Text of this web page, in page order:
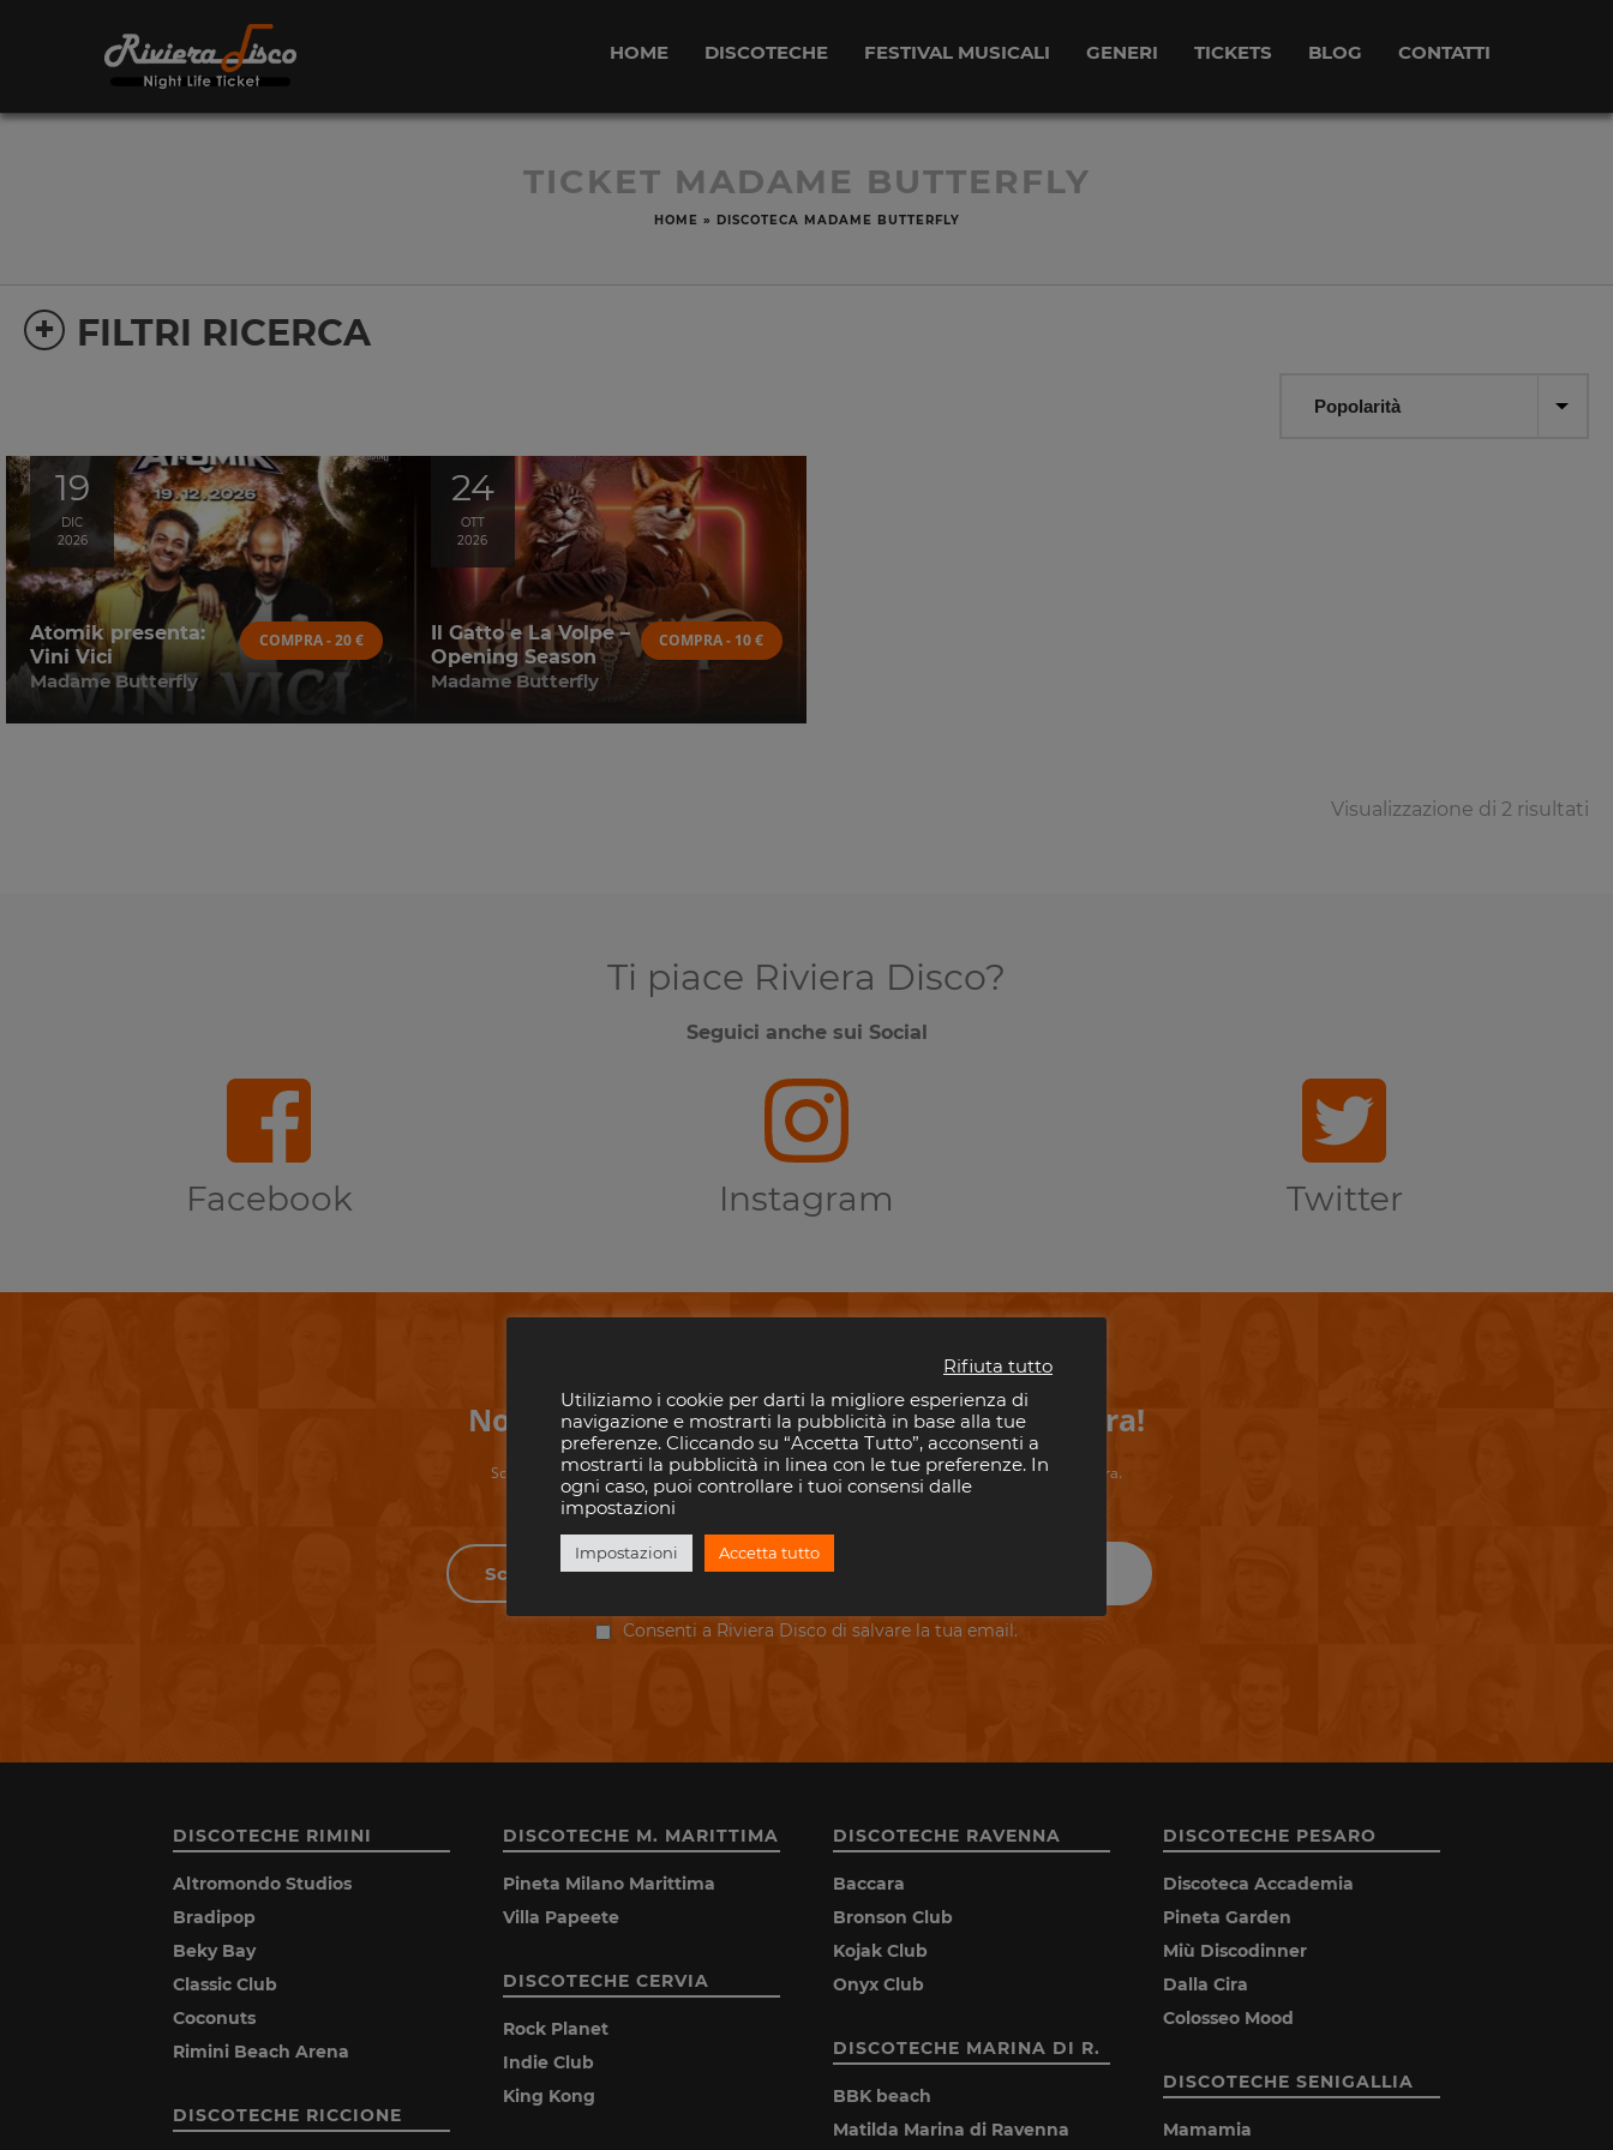
HOME DISCOTECHE FESTIVAL MUSICALI GENERI TICKETS BLOG CONTATTI
TICKET MADAME BUTTERFLY
HOME » DISCOTECA MADAME BUTTERFLY
FILTRI RICERCA
+
19
DIC
2026
Atomik presenta:
Vini Vici
Madame Butterfly
COMPRA - 20 €
24
OTT
2026
Il Gatto e La Volpe –
Opening Season
Madame Butterfly
COMPRA - 10 €
Visualizzazione di 2 risultati
Ti piace Riviera Disco?
Seguici anche sui Social
Facebook Instagram Twitter
Non perderti i tuoi eventi preferiti in Riviera!
Scrivi il tuo indirizzo email per rimanere aggiornato con gli eventi nelle discoteche della riviera.
È gratis!. E puoi disiscriverti quando vuoi.
Consenti a Riviera Disco di salvare la tua email.
DISCOTECHE RIMINI
Altromondo Studios
Bradipop
Beky Bay
Classic Club
Coconuts
Rimini Beach Arena
DISCOTECHE RICCIONE
DISCOTECHE M. MARITTIMA
Pineta Milano Marittima
Villa Papeete
DISCOTECHE CERVIA
Rock Planet
Indie Club
King Kong
DISCOTECHE RAVENNA
Baccara
Bronson Club
Kojak Club
Onyx Club
DISCOTECHE MARINA DI R.
BBK beach
Matilda Marina di Ravenna
DISCOTECHE PESARO
Discoteca Accademia
Pineta Garden
Miù Discodinner
Dalla Cira
Colosseo Mood
DISCOTECHE SENIGALLIA
Mamamia
Rifiuta tutto
Utiliziamo i cookie per darti la migliore esperienza di
navigazione e mostrarti la pubblicità in base alla tue
preferenze. Cliccando su “Accetta Tutto”, acconsenti a
mostrarti la pubblicità in linea con le tue preferenze. In
ogni caso, puoi controllare i tuoi consensi dalle
impostazioni
Impostazioni Accetta tutto